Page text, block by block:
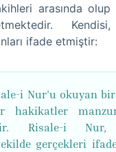
arasında olup
Kendisi,
ifade etmiştir:
i Nur’u okuyan
Risale-i
gerçekleri